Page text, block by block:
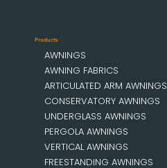
Products
AWNINGS
AWNING FABRICS
ARTICULATED ARM AWNINGS
CONSERVATORY AWNINGS
UNDERGLASS AWNINGS
PERGOLA AWNINGS
VERTICAL AWNINGS
FREESTANDING AWNINGS